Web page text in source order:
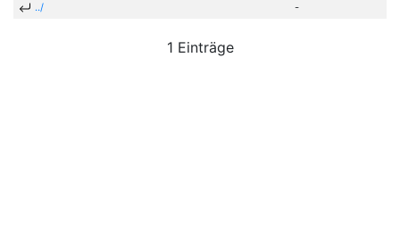
../
-
1 Einträge